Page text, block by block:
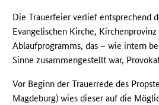
Die Trauerfeier verlief entsprechend
Evangelischen Kirche, Kirchenprovinz
Ablaufprogramms, das – wie intern
Sinne zusammengestellt war,
Vor Beginn der Trauerrede des
Magdeburg) wies dieser auf die